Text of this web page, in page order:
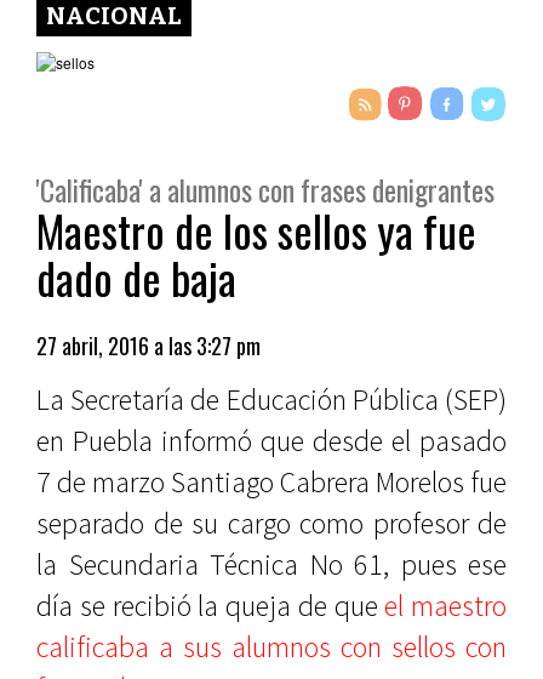
NACIONAL
'Calificaba' a alumnos con frases denigrantes
Maestro de los sellos ya fue
dado de baja
27 abril, 2016 a las 3:27 pm
La Secretaría de Educación Pública (SEP)
en Puebla informó que desde el pasado
7 de marzo Santiago Cabrera Morelos fue
separado de su cargo como profesor de
la Secundaria Técnica No 61, pues ese
día se recibió la queja de queel maestro
calificaba a sus alumnos con sellos con